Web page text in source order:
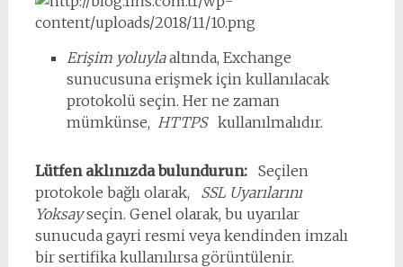
Erişim yoluylaaltında, Exchange
sunucusuna erişmek için kullanılacak
protokolü seçin. Her ne zaman
mümkünse, HTTPSkullanılmalıdır.
Lütfen aklınızda bulundurun:Seçilen
protokole bağlı olarak, SSL Uyarılarını
Yoksayseçin. Genel olarak, bu uyarılar
sunucuda gayri resmi veya kendinden imzalı
bir sertifika kullanılırsa görüntülenir.